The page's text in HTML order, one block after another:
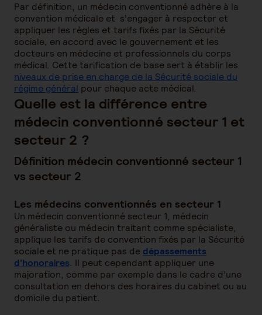
Par définition, un médecin conventionné adhère à la
convention médicale et s'engager à respecter et
appliquer les règles et tarifs fixés par la Sécurité
sociale, en accord avec le gouvernement et les
docteurs en médecine et professionnels du corps
médical. Cette tarification de base sert à établir les
niveaux de prise en charge de la Sécurité sociale du
régime général pour chaque acte médical.
Quelle est la différence entre
médecin conventionné secteur 1 et
secteur 2 ?
Définition médecin conventionné secteur 1
vs secteur 2
Les médecins conventionnés en secteur 1
Un médecin conventionné secteur 1, médecin
généraliste ou médecin traitant comme spécialiste,
applique les tarifs de convention ​fixés par la Sécurité
sociale et ne pratique pas de dépassements
d’honoraires. Il peut cependant appliquer une
majoration, comme par exemple dans le cadre d’une
consultation en dehors des horaires du cabinet ou au
domicile du patient.